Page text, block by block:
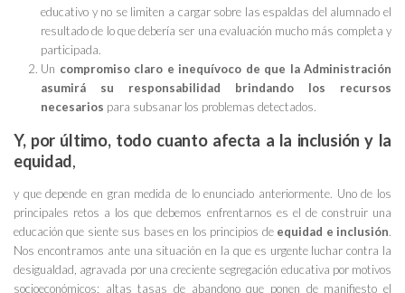
educativo y no se limiten a cargar sobre las espaldas del alumnado el
resultado de lo que debería ser una evaluación mucho más completa y
participada.
Un compromiso claro e inequívoco de que la Administración
asumirá su responsabilidad brindando los recursos
necesarios para subsanar los problemas detectados.
Y, por último, todo cuanto afecta a la inclusión y la
equidad,
y que depende en gran medida de lo enunciado anteriormente. Uno de los
principales retos a los que debemos enfrentarnos es el de construir una
educación que siente sus bases en los principios de equidad e inclusión.
Nos encontramos ante una situación en la que es urgente luchar contra la
desigualdad, agravada por una creciente segregación educativa por motivos
socioeconómicos; altas tasas de abandono que ponen de manifiesto el